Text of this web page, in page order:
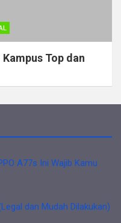
Top dan
A77s Ini Wajib Kamu
dan Mudah Dilakukan)